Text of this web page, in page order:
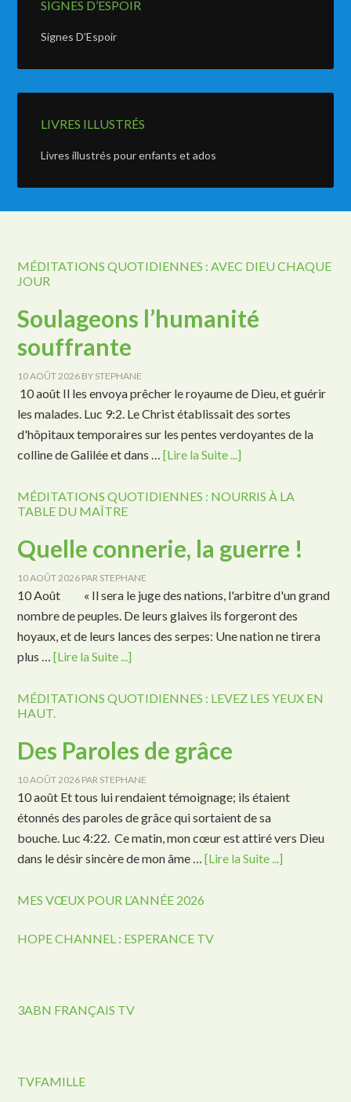
SIGNES D’ESPOIR
Signes D’Espoir
LIVRES ILLUSTRÉS
Livres illustrés pour enfants et ados
MÉDITATIONS QUOTIDIENNES : AVEC DIEU CHAQUE
JOUR
Soulageons l’humanité
souffrante
10 AOÛT 2026 BY STEPHANE
10 août Il les envoya prêcher le royaume de Dieu, et guérir
les malades. Luc 9:2. Le Christ établissait des sortes
d'hôpitaux temporaires sur les pentes verdoyantes de la
colline de Galilée et dans …[Lire la Suite ...]
MÉDITATIONS QUOTIDIENNES : NOURRIS À LA
TABLE DU MAÎTRE
Quelle connerie, la guerre !
10 AOÛT 2026 PAR STEPHANE
10 Août « Il sera le juge des nations, l'arbitre d'un grand
nombre de peuples. De leurs glaives ils forgeront des
hoyaux, et de leurs lances des serpes: Une nation ne tirera
plus …[Lire la Suite ...]
MÉDITATIONS QUOTIDIENNES : LEVEZ LES YEUX EN
HAUT.
Des Paroles de grâce
10 AOÛT 2026 PAR STEPHANE
10 août Et tous lui rendaient témoignage; ils étaient
étonnés des paroles de grâce qui sortaient de sa
bouche. Luc 4:22. Ce matin, mon cœur est attiré vers Dieu
dans le désir sincère de mon âme …[Lire la Suite ...]
MES VŒUX POUR L’ANNÉE 2026
HOPE CHANNEL : ESPERANCE TV
3ABN FRANÇAIS TV
TVFAMILLE